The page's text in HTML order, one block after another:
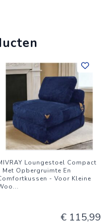
hoes, geen vulmiddel)1 x
Loungestoel Compact
Met Opbergruimte En
- Voor Kleine
...
€ 115,99